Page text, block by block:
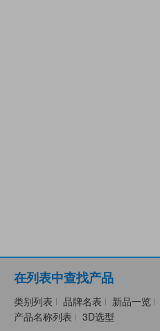
在列表中查找产品
类别列表 品牌名表
新品一览
产品名称列表
3D选型